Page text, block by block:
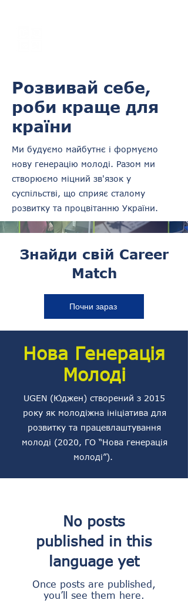
Розвивай себе,
роби краще для
країни
Ми будуємо майбутнє і формуємо
нову генерацію молоді. Разом ми
створюємо міцний зв'язок у
суспільстві, що сприяє сталому
розвитку та процвітанню України.
Знайди свій Career
Match
Почни зараз
Нова Генерація
Молоді
UGEN (Ю́джен) створений з 2015
року як молодіжна ініціатива для
розвитку та працевлаштування
молоді (2020, ГО “Нова генерація
молоді”).
No posts
published in this
language yet
Once posts are published,
you’ll see them here.